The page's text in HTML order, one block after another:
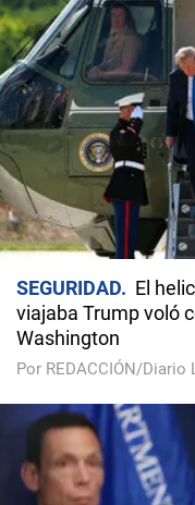
SEGURIDAD
El
viajaba Trump voló
Washington
Por REDACCIÓN/Diario